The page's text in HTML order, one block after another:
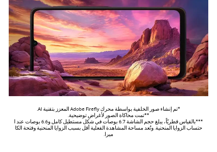
*تم إنشاء صور الخلفية بواسطة محرك Adobe Firefly المعزز بتقنية AI.
**تمت محاكاة الصور لأغراض توضيحية.
***بالقياس قطريّاً، يبلغ حجم الشاشة 6.7 بوصات في شكل مستطيل كامل و6.6 بوصات عند ا
حتساب الزوايا المنحنية. وتُعد مساحة المشاهدة الفعلية أقل بسبب الزوايا المنحنية وفتحة الكا
ميرا.